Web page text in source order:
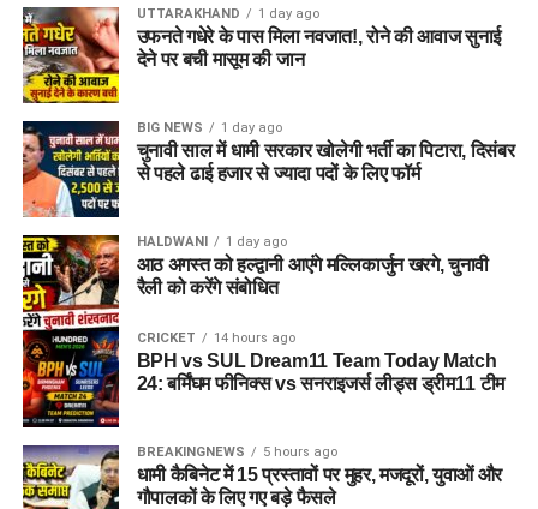
भी मदद मिलने की उम्मीद है।
UTTARAKHAND 1 day ago
उफनते गधेरे के पास मिला नवजात!, रोने की आवाज सुनाई
देने पर बची मासूम की जान
BIG NEWS 1 day ago
चुनावी साल में धामी सरकार खोलेगी भर्ती का पिटारा, दिसंबर
से पहले ढाई हजार से ज्यादा पदों के लिए फॉर्म
HALDWANI 1 day ago
आठ अगस्त को हल्द्वानी आएंगे मल्लिकार्जुन खरगे, चुनावी
रैली को करेंगे संबोधित
CRICKET 14 hours ago
BPH vs SUL Dream11 Team Today Match
24: बर्मिंघम फीनिक्स vs सनराइजर्स लीड्स ड्रीम11 टीम
BREAKINGNEWS 5 hours ago
धामी कैबिनेट में 15 प्रस्तावों पर मुहर, मजदूरों, युवाओं और
गौपालकों के लिए गए बड़े फैसले